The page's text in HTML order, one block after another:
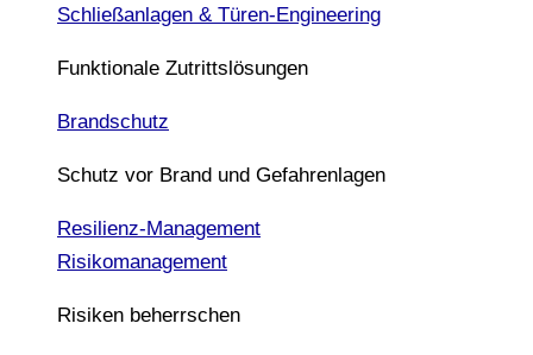
Schließanlagen & Türen-Engineering
Funktionale Zutrittslösungen
Brandschutz
Schutz vor Brand und Gefahrenlagen
Resilienz-Management
Risikomanagement
Risiken beherrschen